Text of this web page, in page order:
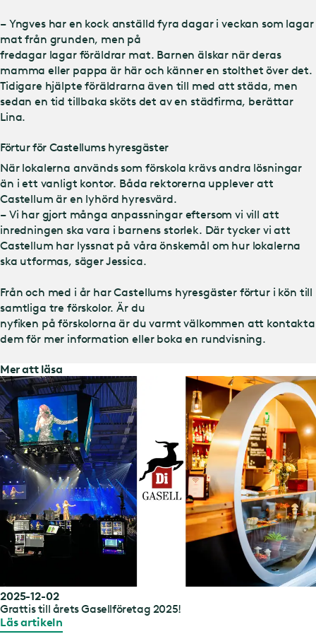
– Yngves har en kock anställd fyra dagar i veckan som lagar
mat från grunden, men på
fredagar lagar föräldrar mat. Barnen älskar när deras
mamma eller pappa är här och känner en stolthet över det.
Tidigare hjälpte föräldrarna även till med att städa, men
sedan en tid tillbaka sköts det av en städfirma, berättar
Lina.
Förtur för Castellums hyresgäster
När lokalerna används som förskola krävs andra lösningar
än i ett vanligt kontor. Båda rektorerna upplever att
Castellum är en lyhörd hyresvärd.
– Vi har gjort många anpassningar eftersom vi vill att
inredningen ska vara i barnens storlek. Där tycker vi att
Castellum har lyssnat på våra önskemål om hur lokalerna
ska utformas, säger Jessica.
Från och med i år har Castellums hyresgäster förtur i kön till
samtliga tre förskolor. Är du
nyfiken på förskolorna är du varmt välkommen att kontakta
dem för mer information eller boka en rundvisning.
Mer att läsa
2025-12-02
Grattis till årets Gasellföretag 2025!
Läs artikeln